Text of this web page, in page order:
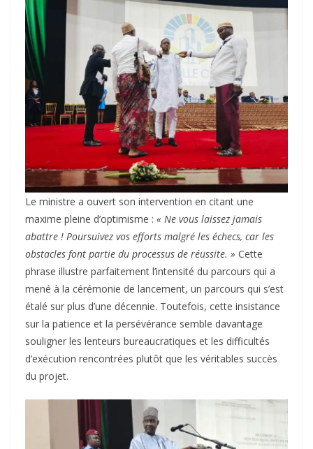
Le ministre a ouvert son intervention en citant une
maxime pleine d’optimisme : « Ne vous laissez jamais
abattre ! Poursuivez vos efforts malgré les échecs, car les
obstacles font partie du processus de réussite. » Cette
phrase illustre parfaitement l’intensité du parcours qui a
mené à la cérémonie de lancement, un parcours qui s’est
étalé sur plus d’une décennie. Toutefois, cette insistance
sur la patience et la persévérance semble davantage
souligner les lenteurs bureaucratiques et les difficultés
d’exécution rencontrées plutôt que les véritables succès
du projet.